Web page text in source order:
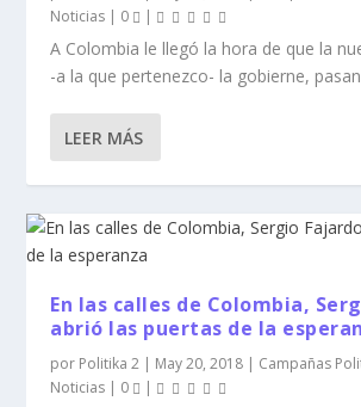
Noticias | 0 |
A Colombia le llegó la hora de que la
-a la que pertenezco- la gobierne,
LEER MÁS
En las calles de Colombia,
abrió las puertas de la
por Politika 2 | May 20, 2018 | Campañas
Noticias | 0 |